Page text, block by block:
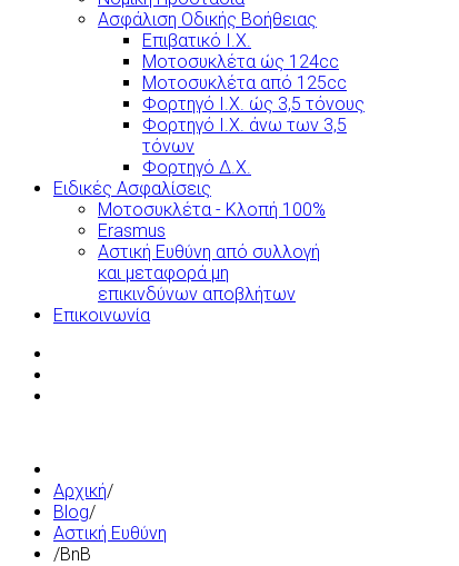
Ασφάλιση Οδικής Βοήθειας
Επιβατικό Ι.Χ.
Μοτοσυκλέτα ώς 124cc
Μοτοσυκλέτα από 125cc
Φορτηγό Ι.Χ. ώς 3,5 τόνους
Φορτηγό Ι.Χ. άνω των 3,5
τόνων
Φορτηγό Δ.Χ.
Ειδικές Ασφαλίσεις
Μοτοσυκλέτα - Κλοπή 100%
Erasmus
Αστική Ευθύνη από συλλογή
και μεταφορά μη
επικινδύνων αποβλήτων
Επικοινωνία
Αρχική/
Blog/
Αστική Ευθύνη
/BnB